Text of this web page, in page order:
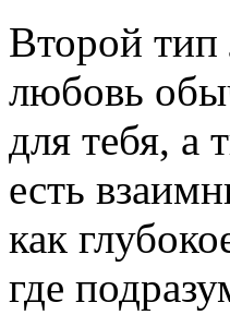
Второй тип
любовь
для тебя,
есть
как
где